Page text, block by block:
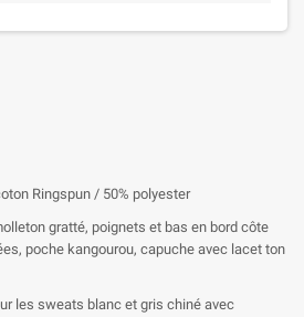
Ringspun / 50% polyester
gratté, poignets et bas en bord côte
poche kangourou, capuche avec lacet ton
les sweats blanc et gris chiné avec